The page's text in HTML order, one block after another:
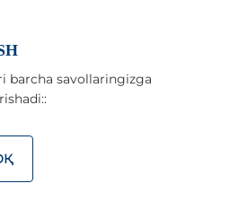
barcha savollaringizga